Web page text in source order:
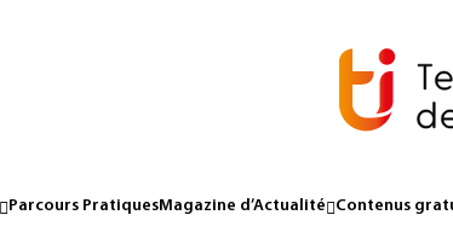
Parcours PratiquesMagazine d’Actualité Contenus